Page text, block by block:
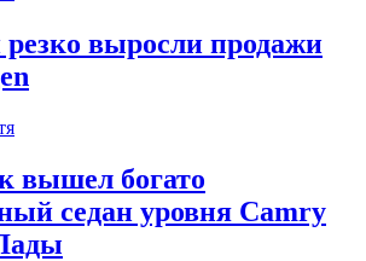
резко выросли продажи
вышел богато
седан уровня Camry